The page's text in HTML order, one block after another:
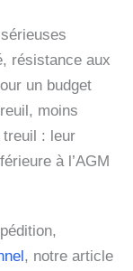
résistance aux
un budget
moins
: leur
à l’AGM
, notre article